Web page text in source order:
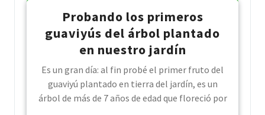
Probando los primeros
guaviyús del árbol plantado
en nuestro jardín
Es un gran día: al fin probé el primer fruto del
guaviyú plantado en tierra del jardín, es un
árbol de más de 7 años de edad que floreció por